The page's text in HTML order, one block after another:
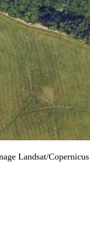
Landsat/Copernicus